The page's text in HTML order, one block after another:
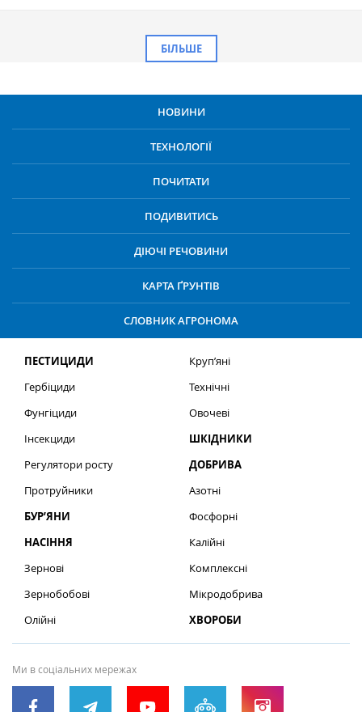
БІЛЬШЕ
НОВИНИ
ТЕХНОЛОГІЇ
ПОЧИТАТИ
ПОДИВИТИСЬ
ДІЮЧІ РЕЧОВИНИ
КАРТА ҐРУНТІВ
СЛОВНИК АГРОНОМА
ПЕСТИЦИДИ
Гербіциди
Фунгіциди
Інсекциди
Регулятори росту
Протруйники
БУР’ЯНИ
НАСІННЯ
Зернові
Зернобобові
Олійні
Круп’яні
Технічні
Овочеві
ШКІДНИКИ
ДОБРИВА
Азотні
Фосфорні
Калійні
Комплексні
Мікродобрива
ХВОРОБИ
Ми в соціальних мережах